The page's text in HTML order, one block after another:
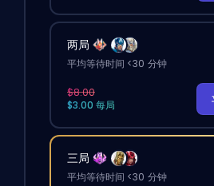
两局
平均等待时间 <30 分钟
$8.00
$3.00 每局
三局
平均等待时间 <30 分钟